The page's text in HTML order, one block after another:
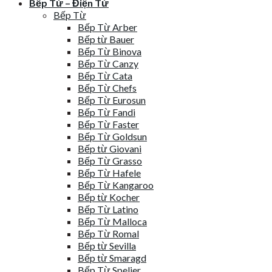
Bếp Từ – Điện Từ
Bếp Từ
Bếp Từ Arber
Bếp từ Bauer
Bếp Từ Binova
Bếp Từ Canzy
Bếp Từ Cata
Bếp Từ Chefs
Bếp Từ Eurosun
Bếp Từ Fandi
Bếp Từ Faster
Bếp Từ Goldsun
Bếp từ Giovani
Bếp Từ Grasso
Bếp Từ Hafele
Bếp Từ Kangaroo
Bếp từ Kocher
Bếp Từ Latino
Bếp Từ Malloca
Bếp Từ Romal
Bếp từ Sevilla
Bếp từ Smaragd